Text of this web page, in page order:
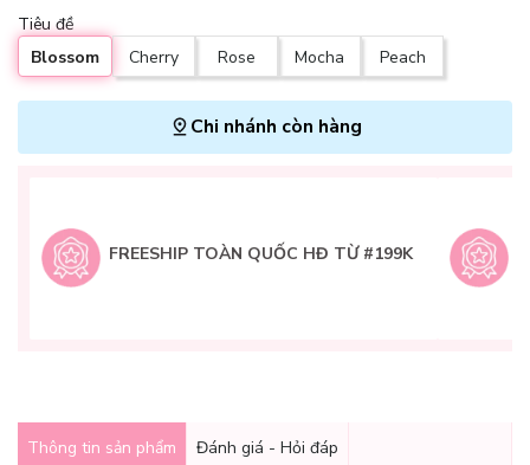
Tiêu đề
Blossom
Cherry Rose Mocha Peach
Chi nhánh còn hàng
FREESHIP TOÀN QUỐC HĐ TỪ #199K
Thông tin sản phẩm Đánh giá - Hỏi đáp